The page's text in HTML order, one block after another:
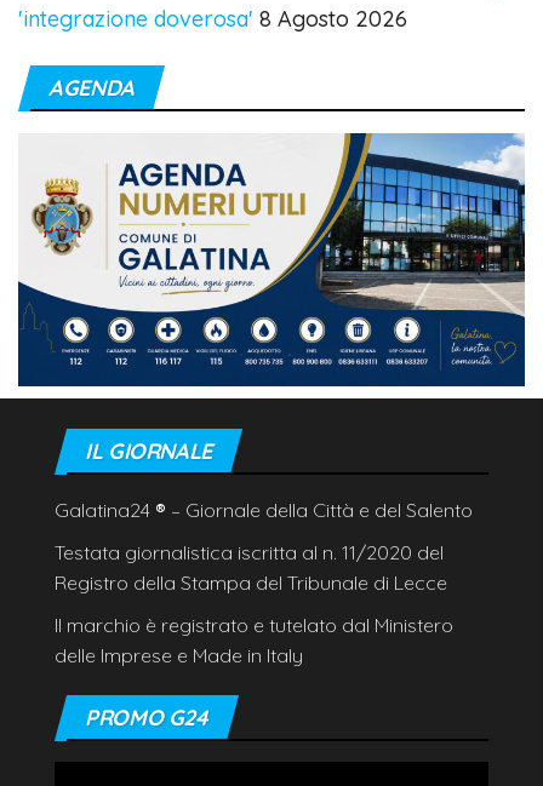
'integrazione doverosa' 8 Agosto 2026
AGENDA
IL GIORNALE
Galatina24 ® – Giornale della Città e del Salento
Testata giornalistica iscritta al n. 11/2020 del
Registro della Stampa del Tribunale di Lecce
Il marchio è registrato e tutelato dal Ministero
delle Imprese e Made in Italy
PROMO G24